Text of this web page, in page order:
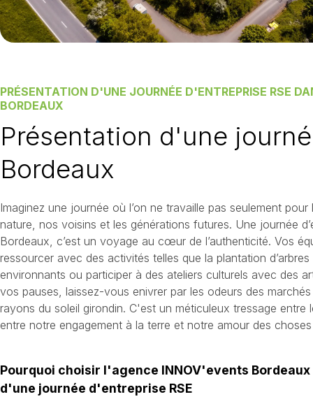
PRÉSENTATION D'UNE JOURNÉE D'ENTREPRISE RSE
BORDEAUX
Présentation d'une
Bordeaux
Imaginez une journée où l’on ne travaille pas seulement
nature, nos voisins et les générations futures. Une journée
Bordeaux, c’est un voyage au cœur de l’authenticité. Vos
ressourcer avec des activités telles que la plantation
environnants ou participer à des ateliers culturels avec des
vos pauses, laissez-vous enivrer par les odeurs des
rayons du soleil girondin. C'est un méticuleux tressage entre
entre notre engagement à la terre et notre amour des
Pourquoi choisir l'agence INNOV'events
d'une journée d'entreprise RSE